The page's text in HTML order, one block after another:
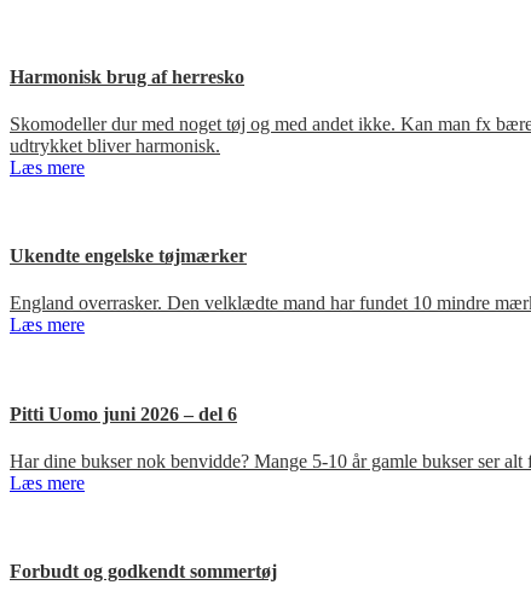
Harmonisk brug af herresko
Skomodeller dur med noget tøj og med andet ikke. Kan man fx
udtrykket bliver harmonisk.
Læs mere
Ukendte engelske tøjmærker
England overrasker. Den velklædte mand har fundet 10 mindre
Læs mere
Pitti Uomo juni 2026 – del 6
Har dine bukser nok benvidde? Mange 5-10 år gamle bukser ser
Læs mere
Forbudt og godkendt sommertøj